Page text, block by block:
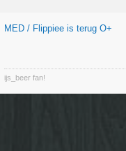
MED / Flippiee is terug O+
ijs_beer fan!